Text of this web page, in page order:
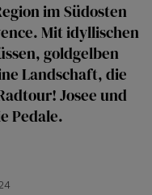
im Südosten
Mit idyllischen
goldgelben
Landschaft, die
Josee und
Pedale.